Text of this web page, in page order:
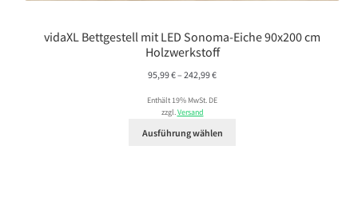
vidaXL Bettgestell mit LED Sonoma-Eiche 90x200 cm
Holzwerkstoff
95,99€– 242,99€Preisspanne:
bis
Enthält 19% MwSt. DE
zzgl.Versand
Ausführung wählen